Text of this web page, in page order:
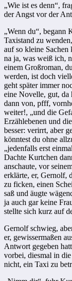
„Wie ist es denn“,
der Angst vor der
„Wenn du“, begann
Taxistand zu
auf so kleine
na ja, was weiß ich,
einem Großroman,
werden, ist doch
geht später immer
eine Novelle, gut, da
dann von, pfff,
weiter!, „und die
Erzählebenen und
besser: verirrt, aber
könntest du ohne
„jedenfalls erst
Dachte Kurtchen
anschaute, vor
erklärte, er, Gernolf,
zu ficken, einen
saß und äugte
ja auch gar keine
stellte sich kurz auf
Gernolf schwieg,
er, ge­wissermaßen
Antwort gege­ben
vorbei, diesmal in
nicht, ein Taxi zu